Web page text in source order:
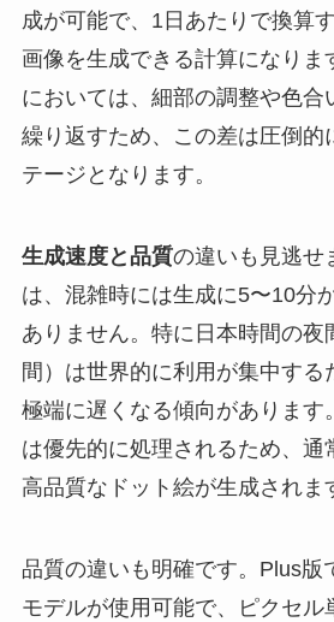
成が可能で、1日あたりで換算
画像を生成できる計算になりま
においては、細部の調整や色合
繰り返すため、この差は圧倒的
テージとなります。
生成速度と品質の違いも見逃せ
は、混雑時には生成に5〜10分
ありません。特に日本時間の夜
間）は世界的に利用が集中する
極端に遅くなる傾向があります
は優先的に処理されるため、通
高品質なドット絵が生成されま
品質の違いも明確です。Plus版
モデルが使用可能で、ピクセル